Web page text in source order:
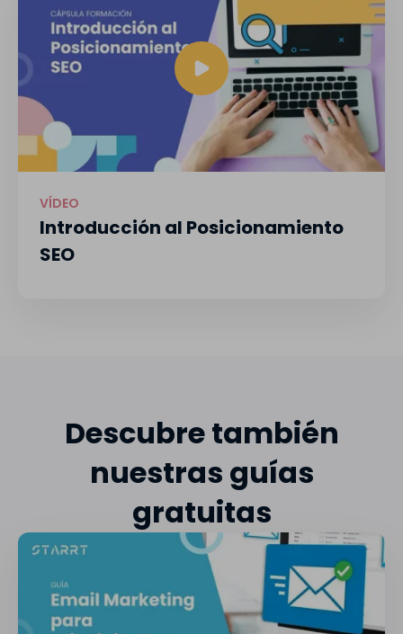
VÍDEO
Introducción al Posicionamiento
SEO
Descubre también
nuestras guías
gratuitas